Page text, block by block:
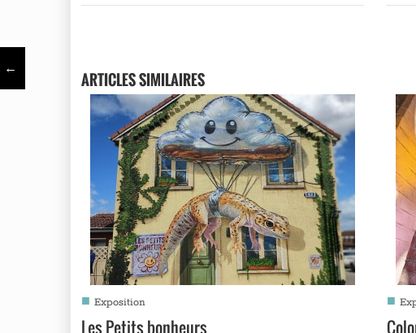
←
ARTICLES SIMILAIRES
■ Exposition
Les Petits bonheurs
■